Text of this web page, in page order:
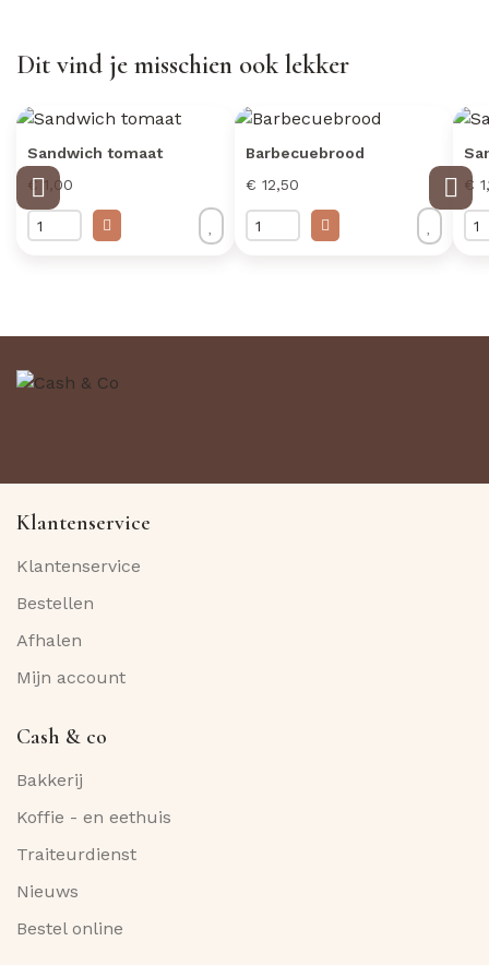
Dit vind je misschien ook lekker
Sandwich tomaat
€ 1,00
Barbecuebrood
€ 12,50
€
Klantenservice
Klantenservice
Bestellen
Afhalen
Mijn account
Cash & co
Bakkerij
Koffie - en eethuis
Traiteurdienst
Nieuws
Bestel online